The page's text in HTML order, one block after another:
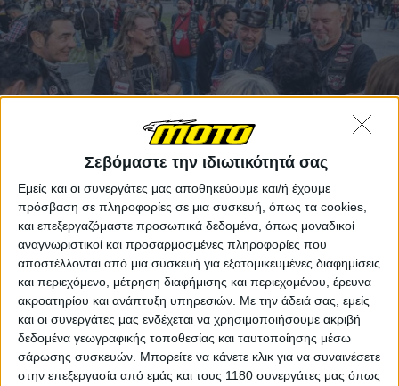
Σεβόμαστε την ιδιωτικότητά σας
Εμείς και οι συνεργάτες μας αποθηκεύουμε και/ή έχουμε
πρόσβαση σε πληροφορίες σε μια συσκευή, όπως τα cookies,
και επεξεργαζόμαστε προσωπικά δεδομένα, όπως μοναδικοί
αναγνωριστικοί και προσαρμοσμένες πληροφορίες που
αποστέλλονται από μια συσκευή για εξατομικευμένες διαφημίσεις
και περιεχόμενο, μέτρηση διαφήμισης και περιεχομένου, έρευνα
ακροατηρίου και ανάπτυξη υπηρεσιών. Με την άδειά σας, εμείς
και οι συνεργάτες μας ενδέχεται να χρησιμοποιήσουμε ακριβή
δεδομένα γεωγραφικής τοποθεσίας και ταυτοποίησης μέσω
σάρωσης συσκευών. Μπορείτε να κάνετε κλικ για να συναινέσετε
στην επεξεργασία από εμάς και τους 1180 συνεργάτες μας όπως
Το Budweis Custom Show παραμένει η μοναδική
διεθνής έκθεση custom μοτοσυκλετών αφιερωμένη
αποκλειστικά στις μοτοσυκλέτες της Indian. Στη λίμνη
Lipno θα συναντηθούν οι κορυφαίοι Ευρωπαίοι
κατασκευαστές custom μοτοσυκλετών και οι dealers
της εταιρείας για να παρουσιάσουν τις πιο
εντυπωσιακές δημιουργίες τους.